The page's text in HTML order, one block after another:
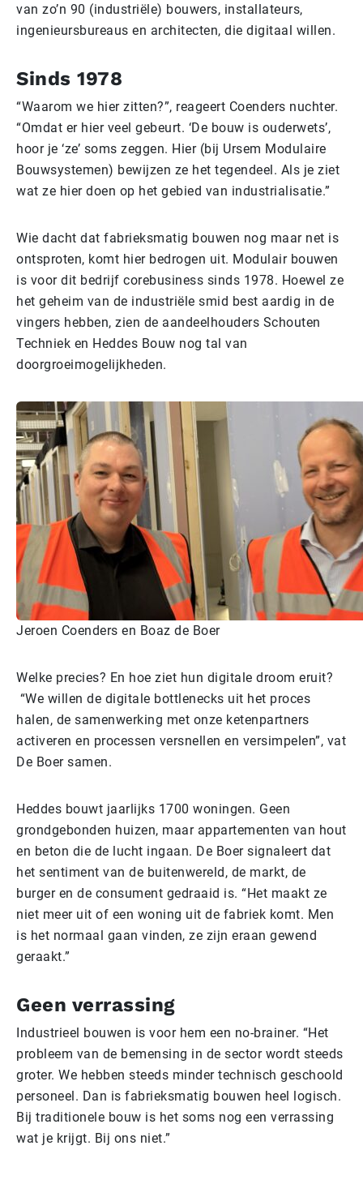
van zo’n 90 (industriële) bouwers, installateurs,
ingenieursbureaus en architecten, die digitaal willen.
Sinds 1978
“Waarom we hier zitten?”, reageert Coenders nuchter.
“Omdat er hier veel gebeurt. ‘De bouw is ouderwets’,
hoor je ‘ze’ soms zeggen. Hier (bij Ursem Modulaire
Bouwsystemen) bewijzen ze het tegendeel. Als je ziet
wat ze hier doen op het gebied van industrialisatie.”
Wie dacht dat fabrieksmatig bouwen nog maar net is
ontsproten, komt hier bedrogen uit. Modulair bouwen
is voor dit bedrijf corebusiness sinds 1978. Hoewel ze
het geheim van de industriële smid best aardig in de
vingers hebben, zien de aandeelhouders Schouten
Techniek en Heddes Bouw nog tal van
doorgroeimogelijkheden.
Jeroen Coenders en Boaz de Boer
Welke precies? En hoe ziet hun digitale droom eruit?
“We willen de digitale bottlenecks uit het proces
halen, de samenwerking met onze ketenpartners
activeren en processen versnellen en versimpelen”, vat
De Boer samen.
Heddes bouwt jaarlijks 1700 woningen. Geen
grondgebonden huizen, maar appartementen van hout
en beton die de lucht ingaan. De Boer signaleert dat
het sentiment van de buitenwereld, de markt, de
burger en de consument gedraaid is. “Het maakt ze
niet meer uit of een woning uit de fabriek komt. Men
is het normaal gaan vinden, ze zijn eraan gewend
geraakt.”
Geen verrassing
Industrieel bouwen is voor hem een no-brainer. “Het
probleem van de bemensing in de sector wordt steeds
groter. We hebben steeds minder technisch geschoold
personeel. Dan is fabrieksmatig bouwen heel logisch.
Bij traditionele bouw is het soms nog een verrassing
wat je krijgt. Bij ons niet.”